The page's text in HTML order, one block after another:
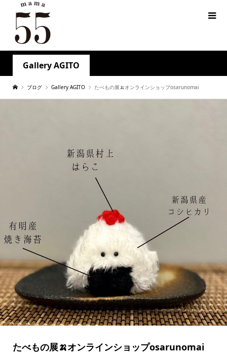
Gallery AGITO
ブログ Gallery AGITO たべもの展🍌オンラインショップosarunomai
たべもの展🍌オンラインショップosarunomai